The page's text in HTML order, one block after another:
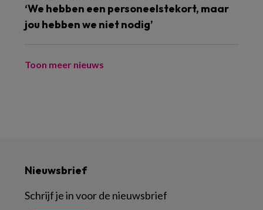
‘We hebben een personeelstekort, maar
jou hebben we niet nodig’
Toon meer nieuws
Nieuwsbrief
Schrijf je in voor de nieuwsbrief